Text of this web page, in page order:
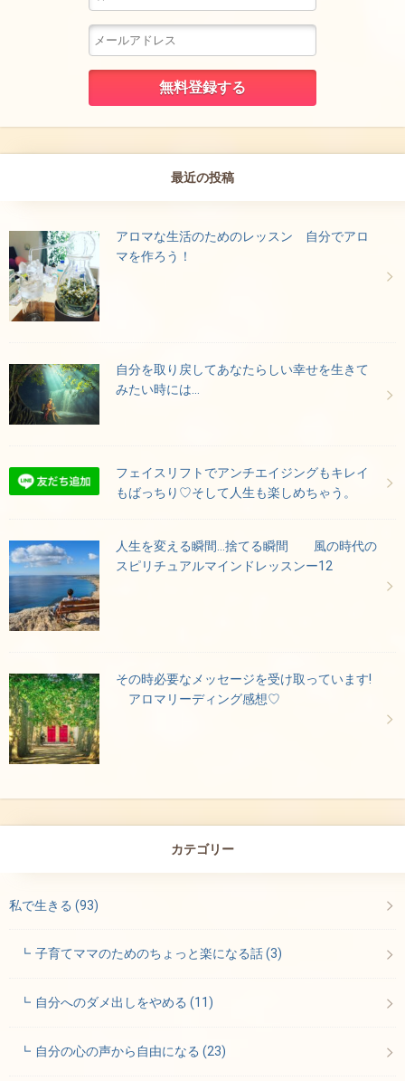
最近の投稿
アロマな生活のためのレッスン 自分でアロ
マを作ろう！
自分を取り戻してあなたらしい幸せを生きて
みたい時には…
フェイスリフトでアンチエイジングもキレイ
もばっちり♡そして人生も楽しめちゃう。
人生を変える瞬間…捨てる瞬間 風の時代の
スピリチュアルマインドレッスンー12
その時必要なメッセージを受け取っています!
アロマリーディング感想♡
カテゴリー
私で生きる (93)
子育てママのためのちょっと楽になる話(3)
自分へのダメ出しをやめる(11)
自分の心の声から自由になる(23)